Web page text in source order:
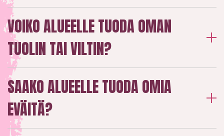
VOIKO ALUEELLE TUODA OMAN
TUOLIN TAI VILTIN?
SAAKO ALUEELLE TUODA OMIA
EVÄITÄ?